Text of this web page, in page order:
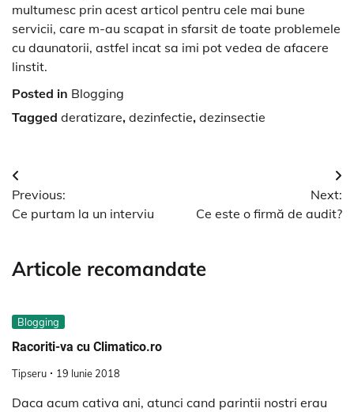
multumesc prin acest articol pentru cele mai bune
servicii, care m-au scapat in sfarsit de toate problemele
cu daunatorii, astfel incat sa imi pot vedea de afacere
linstit.
Posted in Blogging
Tagged deratizare, dezinfectie, dezinsectie
Navigare
în
Previous:
Ce purtam la un interviu
Next:
Ce este o firmă de audit?
Articole recomandate
Blogging
Racoriti-va cu Climatico.ro
Tipseru 19 Iunie 2018
Daca acum cativa ani, atunci cand parintii nostri erau